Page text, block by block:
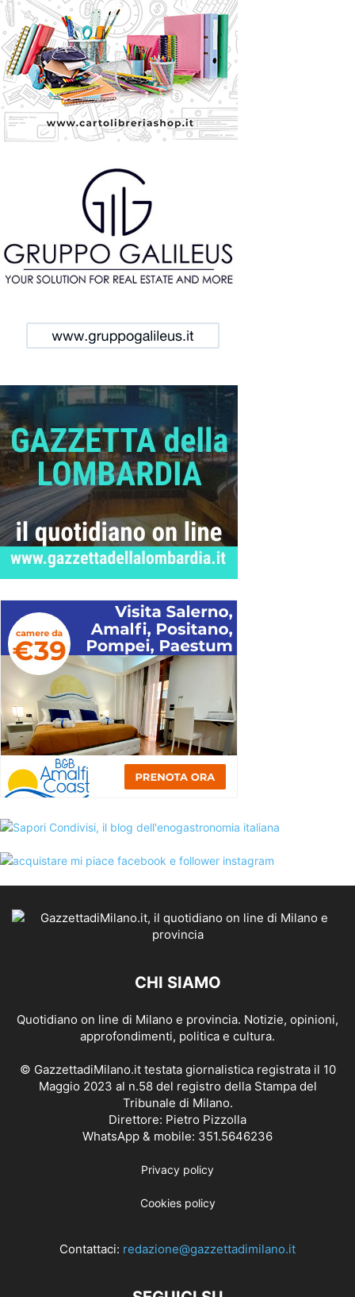
CHI SIAMO
Quotidiano on line di Milano e provincia. Notizie, opinioni,
approfondimenti, politica e cultura.
© GazzettadiMilano.it testata giornalistica registrata il 10
Maggio 2023 al n.58 del registro della Stampa del
Tribunale di Milano.
Direttore: Pietro Pizzolla
WhatsApp & mobile: 351.5646236
Privacy policy
Cookies policy
Contattaci: redazione@gazzettadimilano.it